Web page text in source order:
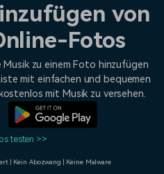
von
Fotos
Musik zu einem Foto hinzufügen
mit einfachen und bequemen
mit Musik zu versehen.
testen >>
| Kein Abozwang | Keine Malware